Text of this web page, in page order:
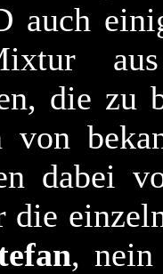
auch
die zu
von
dabei
die
, nein